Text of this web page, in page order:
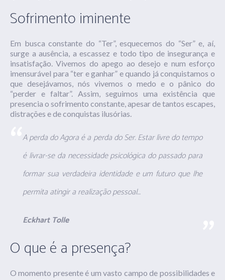
Sofrimento iminente
Em busca constante do “Ter”, esquecemos do “Ser” e, aí,
surge a ausência, a escassez e todo tipo de insegurança e
insatisfação. Vivemos do apego ao desejo e num esforço
imensurável para “ter e ganhar” e quando já conquistamos o
que desejávamos, nós vivemos o medo e o pânico do
“perder e faltar”. Assim, seguimos uma existência que
presencia o sofrimento constante, apesar de tantos escapes,
distrações e de conquistas ilusórias.
A perda do Agora é a perda do Ser. Estar livre do tempo
é livrar-se da necessidade psicológica do passado para
formar sua verdadeira identidade e um futuro que lhe
permita atingir a realização pessoal…
Eckhart Tolle
O que é a presença?
O momento presente é um vasto campo de possibilidades e